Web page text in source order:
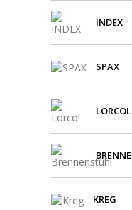
INDEX
SPAX
LORCOL
KREG